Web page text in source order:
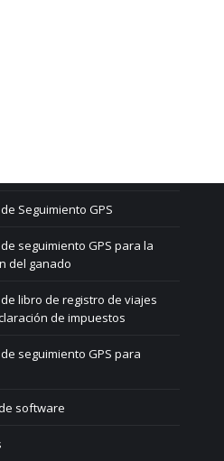
Seguimiento GPS
seguimiento GPS para la
del ganado
libro de registro de viajes
de impuestos
seguimiento GPS para
software